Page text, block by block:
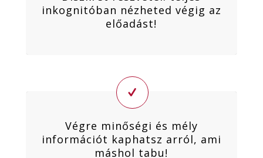
inkognitóban nézheted végig az
előadást!
Végre minőségi és mély
információt kaphatsz arról, ami
máshol tabu!